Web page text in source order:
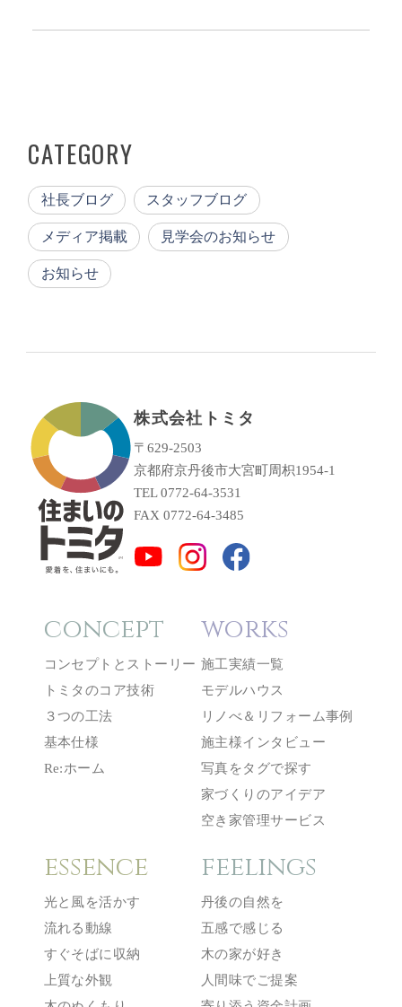
CATEGORY
社長ブログ スタッフブログ
メディア掲載 見学会のお知らせ
お知らせ
株式会社トミタ
〒629-2503
京都府京丹後市大宮町周枳1954-1
TEL 0772-64-3531
FAX 0772-64-3485
concept
コンセプトとストーリー
トミタのコア技術
３つの工法
基本仕様
Re:ホーム
works
施工実績一覧
モデルハウス
リノべ＆リフォーム事例
施主様インタビュー
写真をタグで探す
家づくりのアイデア
空き家管理サービス
essence
光と風を活かす
流れる動線
すぐそばに収納
上質な外観
feelings
丹後の自然を
五感で感じる
木の家が好き
人間味でご提案